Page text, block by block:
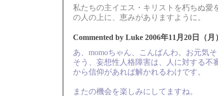
私たちの主イエス・キリストを朽ちぬ愛
の人の上に、恵みがありますように。
Commented by Luke 2006年11月20日（月
あ、momoちゃん、こんばんわ。お元気
そう、妄想性人格障害は、人に対する不
から信仰があれば解かれるわけです。
またの機会を楽しみにしてますね。